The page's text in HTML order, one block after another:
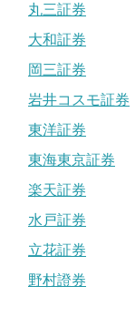
丸三証券
大和証券
岡三証券
岩井コスモ証券
東洋証券
東海東京証券
楽天証券
水戸証券
立花証券
野村證券